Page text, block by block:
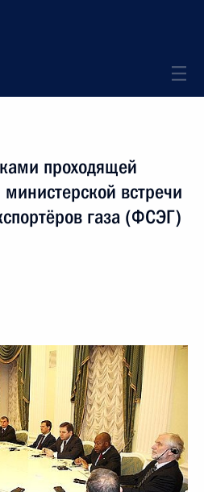
проходящей
встречи
газа (ФСЭГ)